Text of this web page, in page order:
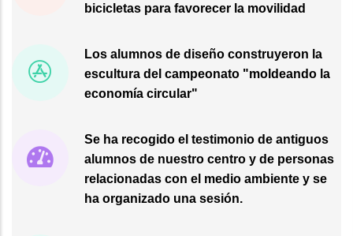
bicicletas para favorecer la movilidad
Los alumnos de diseño construyeron la
escultura del campeonato "moldeando la
economía circular"
Se ha recogido el testimonio de antiguos
alumnos de nuestro centro y de personas
relacionadas con el medio ambiente y se
ha organizado una sesión.